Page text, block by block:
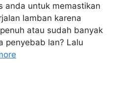
anda untuk memastikan
lamban karena
atau sudah banyak
penyebab lan? Lalu